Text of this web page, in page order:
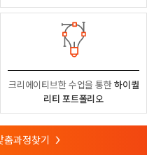
크리에이티브한 수업을 통한하이퀄
리티 포트폴리오
춤과정찾기 >